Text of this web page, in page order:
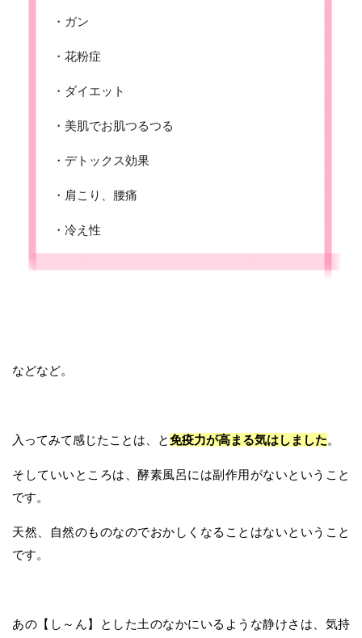
・ガン
・花粉症
・ダイエット
・美肌でお肌つるつる
・デトックス効果
・肩こり、腰痛
・冷え性
などなど。
入ってみて感じたことは、と免疫力が高まる気はしました。
そしていいところは、酵素風呂には副作用がないということ
です。
天然、自然のものなのでおかしくなることはないということ
です。
あの【し～ん】とした土のなかにいるような静けさは、気持